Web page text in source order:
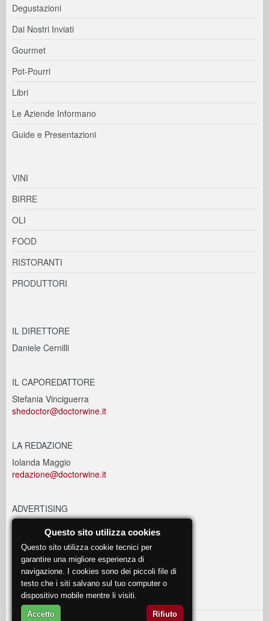
Degustazioni
Dai Nostri Inviati
Gourmet
Pot-Pourri
Libri
Le Aziende Informano
Guide e Presentazioni
VINI
BIRRE
OLI
FOOD
RISTORANTI
PRODUTTORI
IL DIRETTORE
Daniele Cernilli
IL CAPOREDATTORE
Stefania Vinciguerra
shedoctor@doctorwine.it
LA REDAZIONE
Iolanda Maggio
redazione@doctorwine.it
ADVERTISING
EVENTI
eventi@doctorwine.it
Questo sito utilizza cookies
Questo sito utilizza cookie tecnici per
garantire una migliore esperienza di
navigazione. I cookies sono dei piccoli file di
testo che i siti salvano sul tuo computer o
dispositivo mobile mentre li visiti.
Accetto Rifiuto